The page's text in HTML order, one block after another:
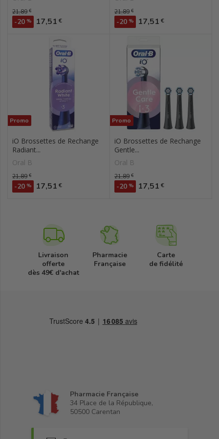
Prix de base
21,89 €
-20 % Prix
17,51 €
Prix de base
21,89 €
-20 % Prix
17,51 €
Promo
iO Brossettes de Rechange
Radiant...
Oral B
Prix de base
21,89 €
-20 % Prix
17,51 €
Promo
iO Brossettes de Rechange
Gentle...
Oral B
Prix de base
21,89 €
-20 % Prix
17,51 €
Livraison
offerte
dès 49€ d'achat
Pharmacie
Française
Carte
de fidélité
Pharmacie Française
34 Place de la République,
50500 Carentan